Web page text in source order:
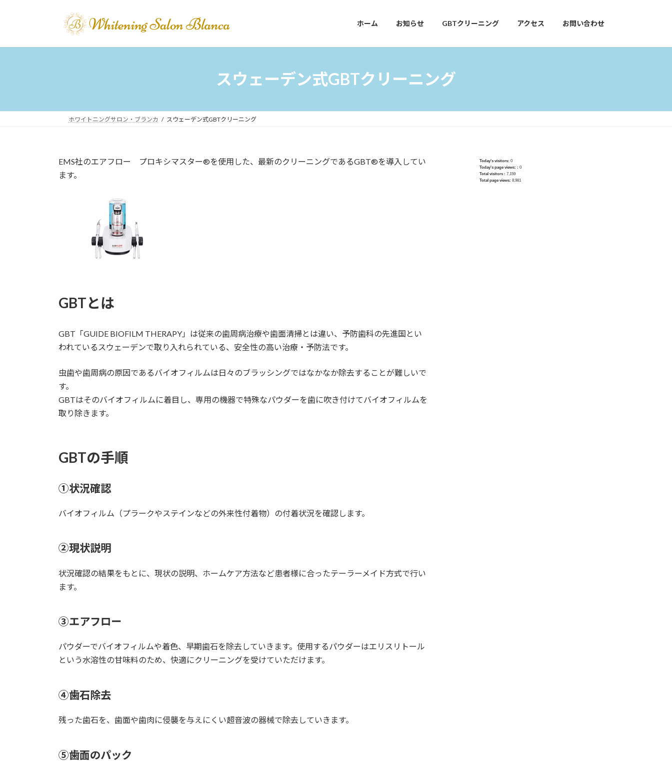
プ
動
ホーム お知らせ GBTクリーニング アクセス お問い合わせ
スウェーデン式GBTクリーニング
ホワイトニングサロン・ブランカ スウェーデン式GBTクリーニング
EMS社のエアフロー プロキシマスター®を使用した、最新のクリーニングであるGBT®を導入してい
ます。
GBTとは
GBT「GUIDE BIOFILM THERAPY」は従来の歯周病治療や歯面清掃とは違い、予防歯科の先進国とい
われているスウェーデンで取り入れられている、安全性の高い治療・予防法です。
虫歯や歯周病の原因であるバイオフィルムは日々のブラッシングではなかなか除去することが難しいで
す。
GBTはそのバイオフィルムに着目し、専用の機器で特殊なパウダーを歯に吹き付けてバイオフィルムを
取り除きます。
GBTの手順
①状況確認
バイオフィルム（プラークやステインなどの外来性付着物）の付着状況を確認します。
②現状説明
状況確認の結果をもとに、現状の説明、ホームケア方法など患者様に合ったテーラーメイド方式で行い
ます。
③エアフロー
パウダーでバイオフィルムや着色、早期歯石を除去していきます。使用するパウダーはエリスリトール
という水溶性の甘味料のため、快適にクリーニングを受けていただけます。
④歯石除去
残った歯石を、歯面や歯肉に侵襲を与えにくい超音波の器械で除去していきます。
⑤歯面のパック
Today's visitors:0
Today's page views: :0
Total visitors :7,159
Total page views:8,981